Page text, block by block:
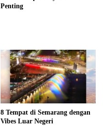
Penting
8 Tempat di Semarang dengan
Vibes Luar Negeri